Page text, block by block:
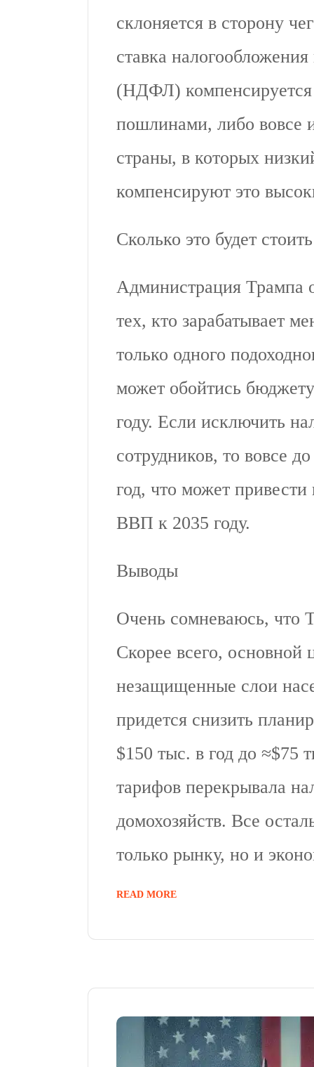
склоняется в сторону
ставка
(НДФЛ)
пошлинами, либо вовсе
страны, в которых
компенсируют это
Сколько это будет
Администрация Трампа
тех, кто зарабатывает
только одного
может обойтись
году. Если исключить
сотрудников, то вовсе
год, что может
ВВП к 2035 году.
Выводы
Очень сомневаюсь, что
Скорее всего, основной
незащищенные слои
придется снизить
$150 тыс. в год до ≈$75
тарифов перекрывала
домохозяйств. Все
только рынку, но и
READ MORE